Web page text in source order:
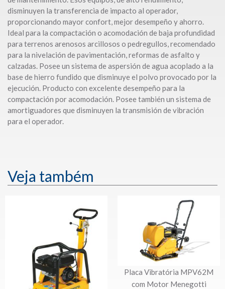
disminuyen la transferencia de impacto al operador,
proporcionando mayor confort, mejor desempeño y ahorro.
Ideal para la compactación o acomodación de baja profundidad
para terrenos arenosos arcillosos o pedregullos, recomendado
para la nivelación de pavimentación, reformas de asfalto y
calzadas. Posee un sistema de aspersión de agua acoplado a la
base de hierro fundido que disminuye el polvo provocado por la
ejecución. Producto con excelente desempeño para la
compactación por acomodación. Posee también un sistema de
amortiguadores que disminuyen la transmisión de vibración
para el operador.
Veja também
Placa Vibratória MPV62M
com Motor Menegotti